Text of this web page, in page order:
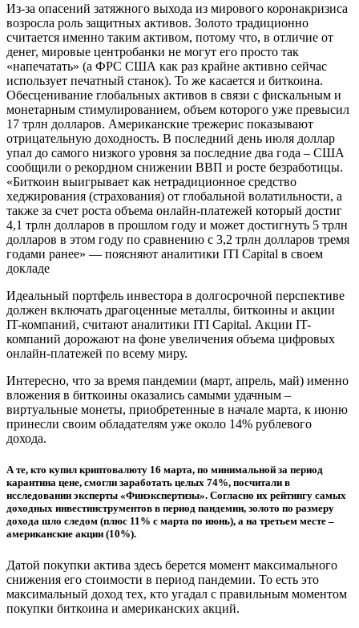
Из-за опасений затяжного выхода из мирового коронакризиса
возросла роль защитных активов. Золото традиционно
считается именно таким активом, потому что, в отличие от
денег, мировые центробанки не могут его просто так
«напечатать» (а ФРС США как раз крайне активно сейчас
использует печатный станок). То же касается и биткоина.
Обесценивание глобальных активов в связи с фискальным и
монетарным стимулированием, объем которого уже превысил
17 трлн долларов. Американские трежерис показывают
отрицательную доходность. В последний день июля доллар
упал до самого низкого уровня за последние два года – США
сообщили о рекордном снижении ВВП и росте безработицы.
«Биткоин выигрывает как нетрадиционное средство
хеджирования (страхования) от глобальной волатильности, а
также за счет роста объема онлайн-платежей который достиг
4,1 трлн долларов в прошлом году и может достигнуть 5 трлн
долларов в этом году по сравнению с 3,2 трлн долларов тремя
годами ранее» — поясняют аналитики ITI Capital в своем
докладе
Идеальный портфель инвестора в долгосрочной перспективе
должен включать драгоценные металлы, биткоины и акции
IT-компаний, считают аналитики ITI Capital. Акции IT-
компаний дорожают на фоне увеличения объема цифровых
онлайн-платежей по всему миру.
Интересно, что за время пандемии (март, апрель, май) именно
вложения в биткоины оказались самыми удачным –
виртуальные монеты, приобретенные в начале марта, к июню
принесли своим обладателям уже около 14% рублевого
дохода.
А те, кто купил криптовалюту 16 марта, по минимальной за период
карантина цене, смогли заработать целых 74%, посчитали в
исследовании эксперты «Финэкспертизы». Согласно их рейтингу самых
доходных инвестинструментов в период пандемии, золото по размеру
дохода шло следом (плюс 11% с марта по июнь), а на третьем месте –
американские акции (10%).
Датой покупки актива здесь берется момент максимального
снижения его стоимости в период пандемии. То есть это
максимальный доход тех, кто угадал с правильным моментом
покупки биткоина и американских акций.